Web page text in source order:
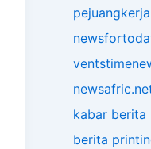
kabar berita
berita